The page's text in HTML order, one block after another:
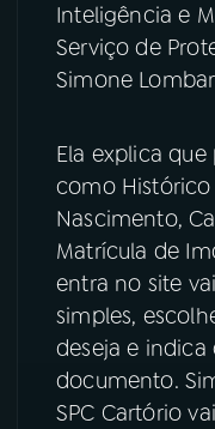
ÚLTIMAS
FESTIVAL DE
ACOMPANHE A RÁDIO
YouTube
Instagram
TikTok
Inteligência e
Serviço de
Simone
Ela explica
como Histórico
Nascimento,
Matrícula de
entra no site
simples,
deseja e indica
documento.
SPC Cartório